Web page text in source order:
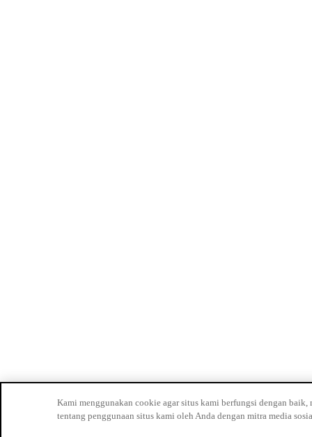
Kami menggunakan cookie agar situs kami berfungsi dengan
tentang penggunaan situs kami oleh Anda dengan mitra media